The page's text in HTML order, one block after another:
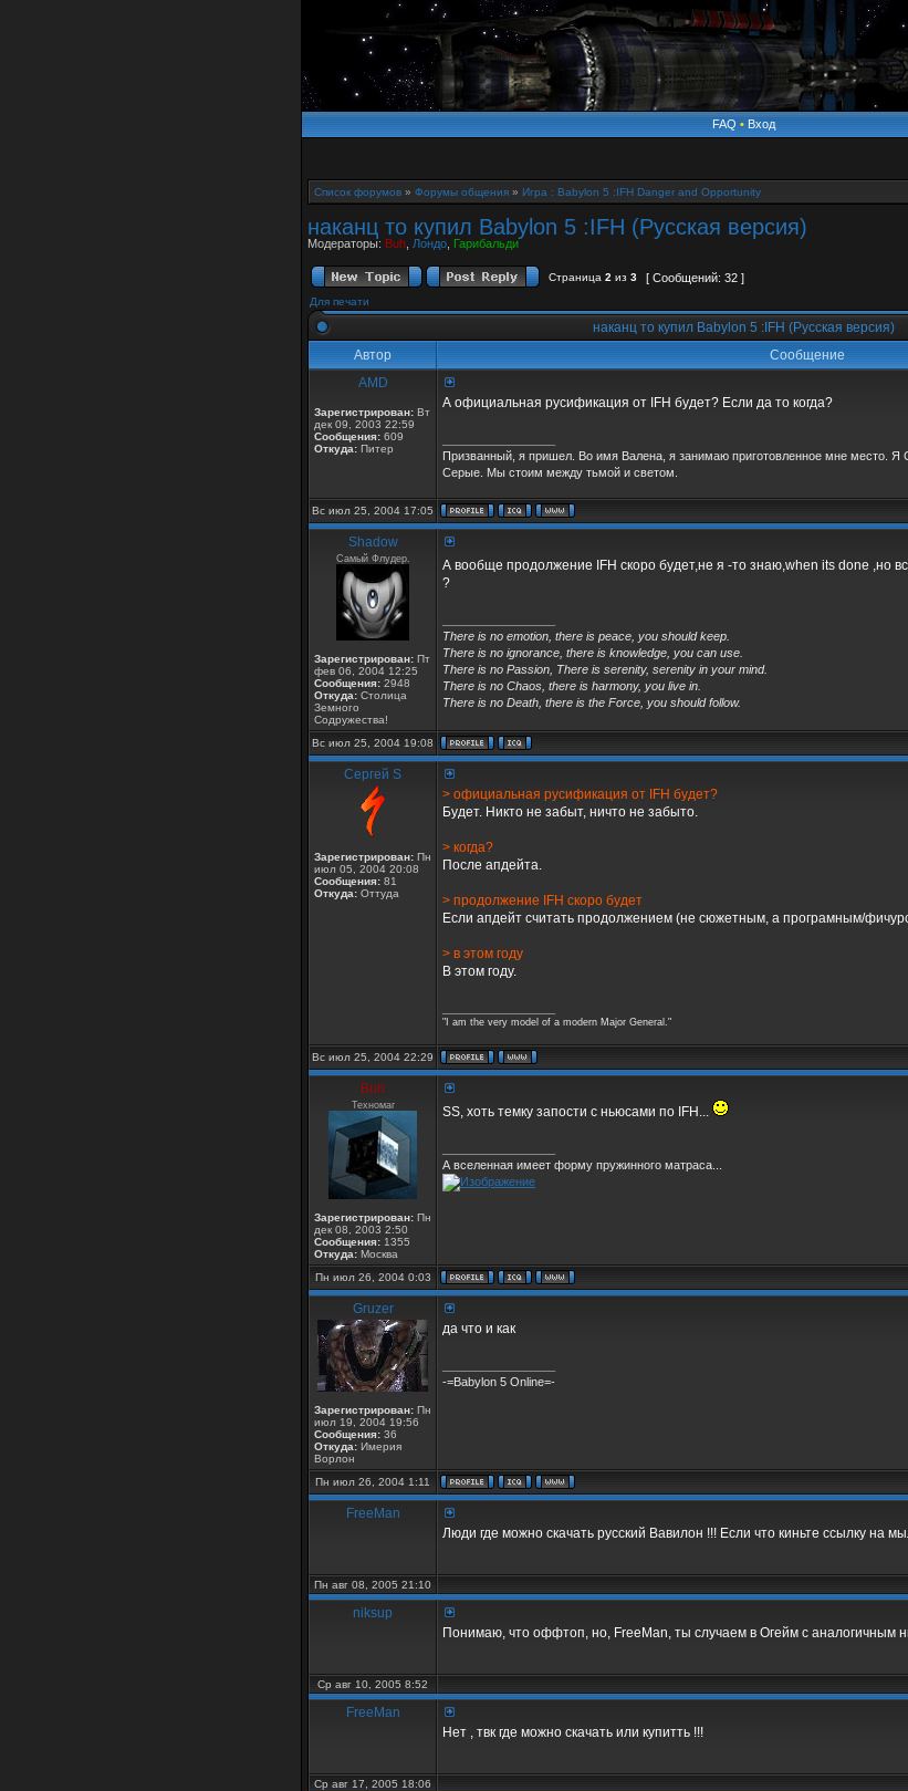
FAQ • Вход
Список форумов » Форумы общения » Игра : Babylon 5 :IFH Danger and Opportunity
наканц то купил Babylon 5 :IFH (Русская версия)
Модераторы: Buh Лондо Гарибальди
Страница 2 из 3 [ Сообщений: 32 ]
Для печати
наканц то купил Babylon 5 :IFH (Русская версия)
Автор
Сообщение
AMD
Зарегистрирован: Вт
дек 09, 2003 22:59
Сообщения: 609
Откуда: Питер
А официальная русификация от IFH будет? Если да то когда?
Призванный, я пришел. Во имя Валена, я занимаю приготовленное мне место.
Серые. Мы стоим между тьмой и светом.
Вс июл 25, 2004 17:05
Shadow
Самый Флудер.
Зарегистрирован: Пт
фев 06, 2004 12:25
Сообщения: 2948
Откуда: Столица
Земного
Содружества!
А вообще продолжение IFH скоро будет,не я -то знаю,when its done ,но
?
There is no emotion, there is peace, you should keep.
There is no ignorance, there is knowledge, you can use.
There is no Passion, There is serenity, serenity in your mind.
There is no Chaos, there is harmony, you live in.
There is no Death, there is the Force, you should follow.
Вс июл 25, 2004 19:08
Сергей S
Зарегистрирован: Пн
июл 05, 2004 20:08
Сообщения: 81
Откуда: Оттуда
> официальная русификация от IFH будет?
Будет. Никто не забыт, ничто не забыто.
> когда?
После апдейта.
> продолжение IFH скоро будет
Если апдейт считать продолжением (не сюжетным, а програмным/
> в этом году
В этом году.
"I am the very model of a modern Major General."
Вс июл 25, 2004 22:29
Buh
Техномаг
Зарегистрирован: Пн
дек 08, 2003 2:50
Сообщения: 1355
Откуда: Москва
SS, хоть темку запости с ньюсами по IFH...
А вселенная имеет форму пружинного матраса...
Пн июл 26, 2004 0:03
Gruzer
Зарегистрирован: Пн
июл 19, 2004 19:56
Сообщения: 36
Откуда: Имерия
Ворлон
да что и как
-=Babylon 5 Online=-
Пн июл 26, 2004 1:11
FreeMan
Люди где можно скачать русский Вавилон !!! Если что киньте ссылку на
Пн авг 08, 2005 21:10
niksup
Понимаю, что оффтоп, но, FreeMan, ты случаем в Огейм с аналогичным
Ср авг 10, 2005 8:52
FreeMan
Нет , твк где можно скачать или купитть !!!
Ср авг 17, 2005 18:06